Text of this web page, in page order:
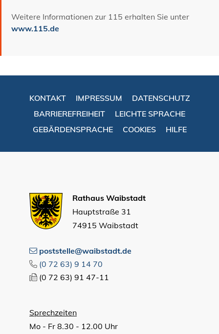
Weitere Informationen zur 115 erhalten Sie unter
www.115.de
KONTAKT IMPRESSUM
DATENSCHUTZ
BARRIEREFREIHEIT
LEICHTE SPRACHE
GEBÄRDENSPRACHE
COOKIES HILFE
Rathaus Waibstadt
Hauptstraße 31
74915 Waibstadt
poststelle@waibstadt.de
(0 72 63) 9 14 70
(0 72 63) 91 47-11
Sprechzeiten
Mo - Fr 8.30 - 12.00 Uhr